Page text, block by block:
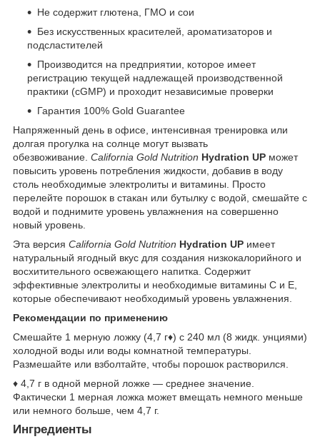
Не содержит глютена, ГМО и сои
Без искусственных красителей, ароматизаторов и
подсластителей
Производится на предприятии, которое имеет
регистрацию текущей надлежащей производственной
практики (cGMP) и проходит независимые проверки
Гарантия 100% Gold Guarantee
Напряженный день в офисе, интенсивная тренировка или
долгая прогулка на солнце могут вызвать
обезвоживание. California Gold Nutrition Hydration UP может
повысить уровень потребления жидкости, добавив в воду
столь необходимые электролиты и витамины. Просто
перелейте порошок в стакан или бутылку с водой, смешайте с
водой и поднимите уровень увлажнения на совершенно
новый уровень.
Эта версия California Gold Nutrition Hydration UP имеет
натуральный ягодный вкус для создания низкокалорийного и
восхитительного освежающего напитка. Содержит
эффективные электролиты и необходимые витамины C и E,
которые обеспечивают необходимый уровень увлажнения.
Рекомендации по применению
Смешайте 1 мерную ложку (4,7 г♦) с 240 мл (8 жидк. унциями)
холодной воды или воды комнатной температуры.
Размешайте или взболтайте, чтобы порошок растворился.
♦ 4,7 г в одной мерной ложке — среднее значение.
Фактически 1 мерная ложка может вмещать немного меньше
или немного больше, чем 4,7 г.
Ингредиенты